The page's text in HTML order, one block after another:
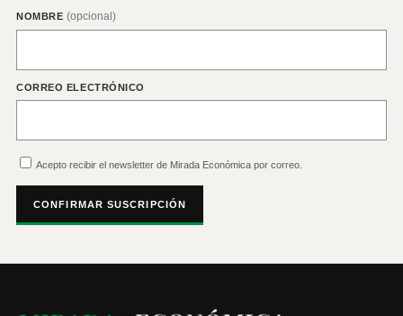
NOMBRE (opcional)
CORREO ELECTRÓNICO
Acepto recibir el newsletter de Mirada Económica por correo.
CONFIRMAR SUSCRIPCIÓN